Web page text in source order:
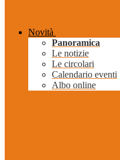
Novità
Panoramica
Le notizie
Le circolari
Calendario eventi
Albo online